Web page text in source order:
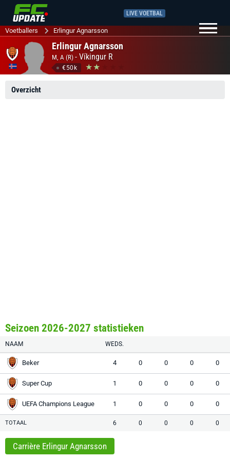
LIVE VOETBAL
Voetballers Erlingur Agnarsson
Erlingur Agnarsson
M, A (R) - Víkingur R
€50k
Overzicht
Seizoen 2026-2027 statistieken
NAAM WEDS.
Beker 4 0 0 0 0
Super Cup 1 0 0 0 0
UEFA Champions League 1 0 0 0 0
TOTAAL 6 0 0 0 0
Carrière Erlingur Agnarsson